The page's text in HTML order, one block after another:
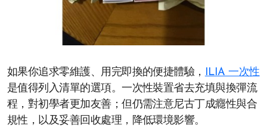
如果你追求零維護、用完即換的便捷體驗， ILIA 一次性
是值得列入清單的選項。一次性裝置省去充填與換彈流
程，對初學者更加友善；但仍需注意尼古丁成癮性與合
規性，以及妥善回收處理，降低環境影響。